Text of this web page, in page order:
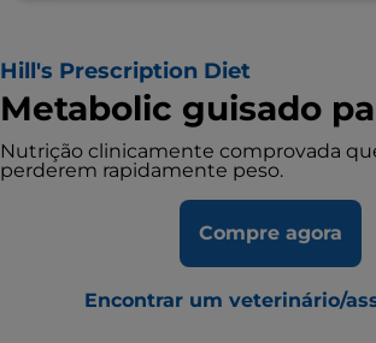
Hill's Prescription Diet
Metabolic guisado
Nutrição clinicamente comprovada
perderem rapidamente peso.
Compre agora
Encontrar um veterinário/